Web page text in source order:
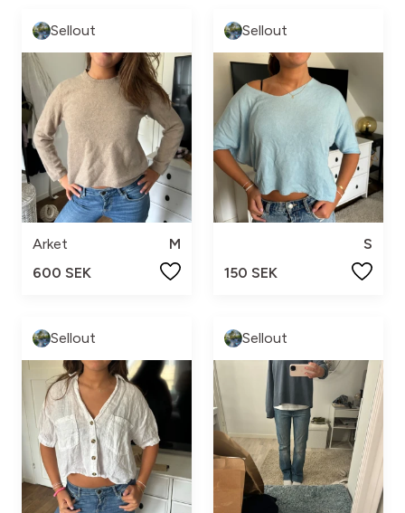
Sellout
Arket
M
600 SEK
Sellout
S
150 SEK
Sellout Sellout